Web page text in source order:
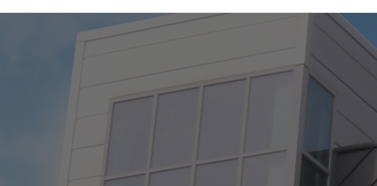
회사개요
회사연혁
락피팅&밸브